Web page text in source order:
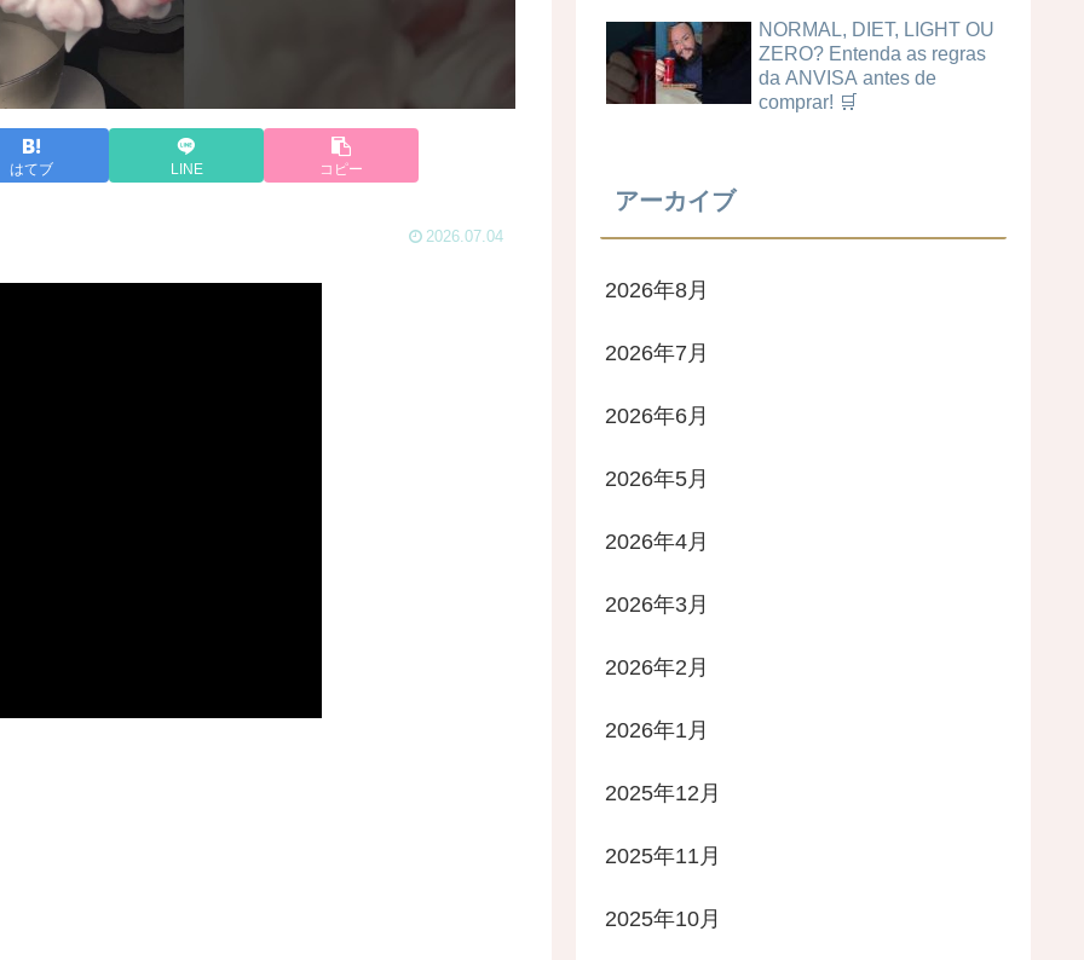
はてブ LINE コピー
2026.07.04
過検証！ ブライトニングス
キンケアパウダー 4MSK 美
白ケア
NORMAL, DIET, LIGHT OU
ZERO? Entenda as regras
da ANVISA antes de
comprar! 🛒
アーカイブ
2026年8月
2026年7月
2026年6月
2026年5月
2026年4月
2026年3月
2026年2月
2026年1月
2025年12月
2025年11月
2025年10月